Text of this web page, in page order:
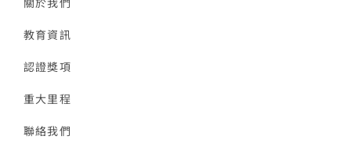
教育資訊
認證獎項
重大里程
聯絡我們